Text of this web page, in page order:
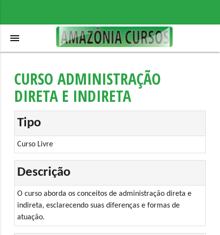
menu
CURSO ADMINISTRAÇÃO
DIRETA E INDIRETA
Tipo
Curso Livre
Descrição
O curso aborda os conceitos de administração direta e
indireta, esclarecendo suas diferenças e formas de
atuação.